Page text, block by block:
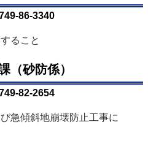
86-3340
ること
（砂防係）
82-2654
急傾斜地崩壊防止工事に